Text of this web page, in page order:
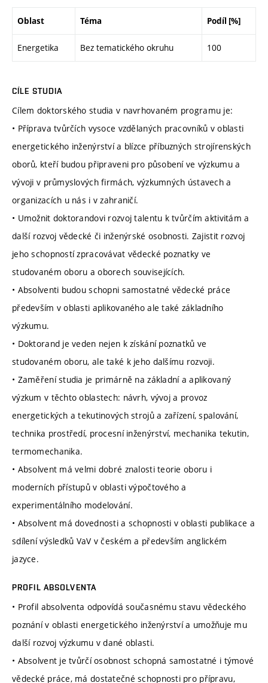
Oblast Téma Podíl [%]
Energetika Bez tematického okruhu 100
CÍLE STUDIA
Cílem doktorského studia v navrhovaném programu je:
• Příprava tvůrčích vysoce vzdělaných pracovníků v oblasti
energetického inženýrství a blízce příbuzných strojírenských
oborů, kteří budou připraveni pro působení ve výzkumu a
vývoji v průmyslových firmách, výzkumných ústavech a
organizacích u nás i v zahraničí.
• Umožnit doktorandovi rozvoj talentu k tvůrčím aktivitám a
další rozvoj vědecké či inženýrské osobnosti. Zajistit rozvoj
jeho schopností zpracovávat vědecké poznatky ve
studovaném oboru a oborech souvisejících.
• Absolventi budou schopni samostatné vědecké práce
především v oblasti aplikovaného ale také základního
výzkumu.
• Doktorand je veden nejen k získání poznatků ve
studovaném oboru, ale také k jeho dalšímu rozvoji.
• Zaměření studia je primárně na základní a aplikovaný
výzkum v těchto oblastech: návrh, vývoj a provoz
energetických a tekutinových strojů a zařízení, spalování,
technika prostředí, procesní inženýrství, mechanika tekutin,
termomechanika.
• Absolvent má velmi dobré znalosti teorie oboru i
moderních přístupů v oblasti výpočtového a
experimentálního modelování.
• Absolvent má dovednosti a schopnosti v oblasti publikace a
sdílení výsledků VaV v českém a především anglickém
jazyce.
PROFIL ABSOLVENTA
• Profil absolventa odpovídá současnému stavu vědeckého
poznání v oblasti energetického inženýrství a umožňuje mu
další rozvoj výzkumu v dané oblasti.
• Absolvent je tvůrčí osobnost schopná samostatné i týmové
vědecké práce, má dostatečné schopnosti pro přípravu,